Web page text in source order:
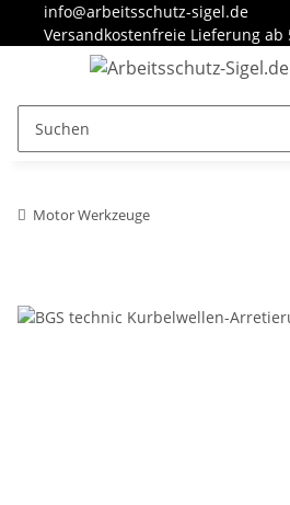
info@arbeitsschutz-sigel.de
Versandkostenfreie Lieferung ab
Motor Werkzeuge